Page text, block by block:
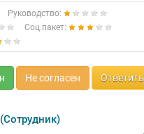
Руководство:
Соц.пакет:
Не согласен Ответить